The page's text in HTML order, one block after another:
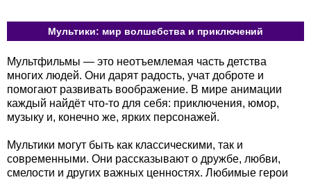
Мультики: мир волшебства и приключений
Мультфильмы — это неотъемлемая часть детства
многих людей. Они дарят радость, учат доброте и
помогают развивать воображение. В мире анимации
каждый найдёт что-то для себя: приключения, юмор,
музыку и, конечно же, ярких персонажей.
Мультики могут быть как классическими, так и
современными. Они рассказывают о дружбе, любви,
смелости и других важных ценностях. Любимые герои